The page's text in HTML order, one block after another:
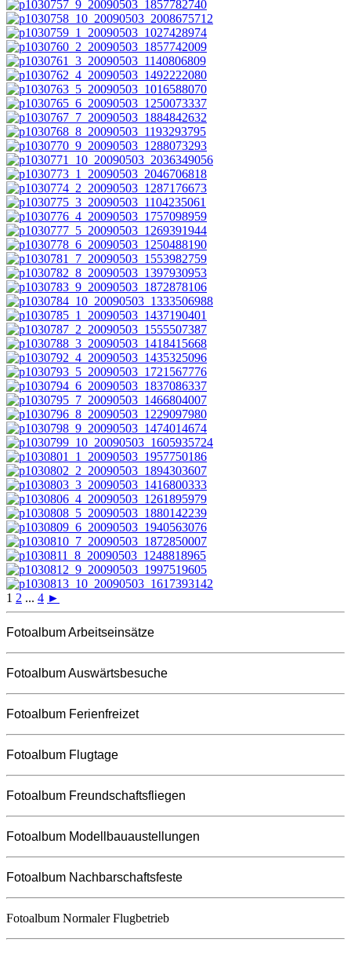
1 2 ... 4 ►
Fotoalbum Arbeitseinsätze
Fotoalbum Auswärtsbesuche
Fotoalbum Ferienfreizet
Fotoalbum Flugtage
Fotoalbum Freundschaftsfliegen
Fotoalbum Modellbauaustellungen
Fotoalbum Nachbarschaftsfeste
Fotoalbum Normaler Flugbetrieb